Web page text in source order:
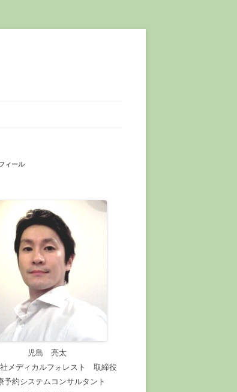
ィール
児島 亮太
メディカルフォレスト 取締役
予約システムコンサルタント